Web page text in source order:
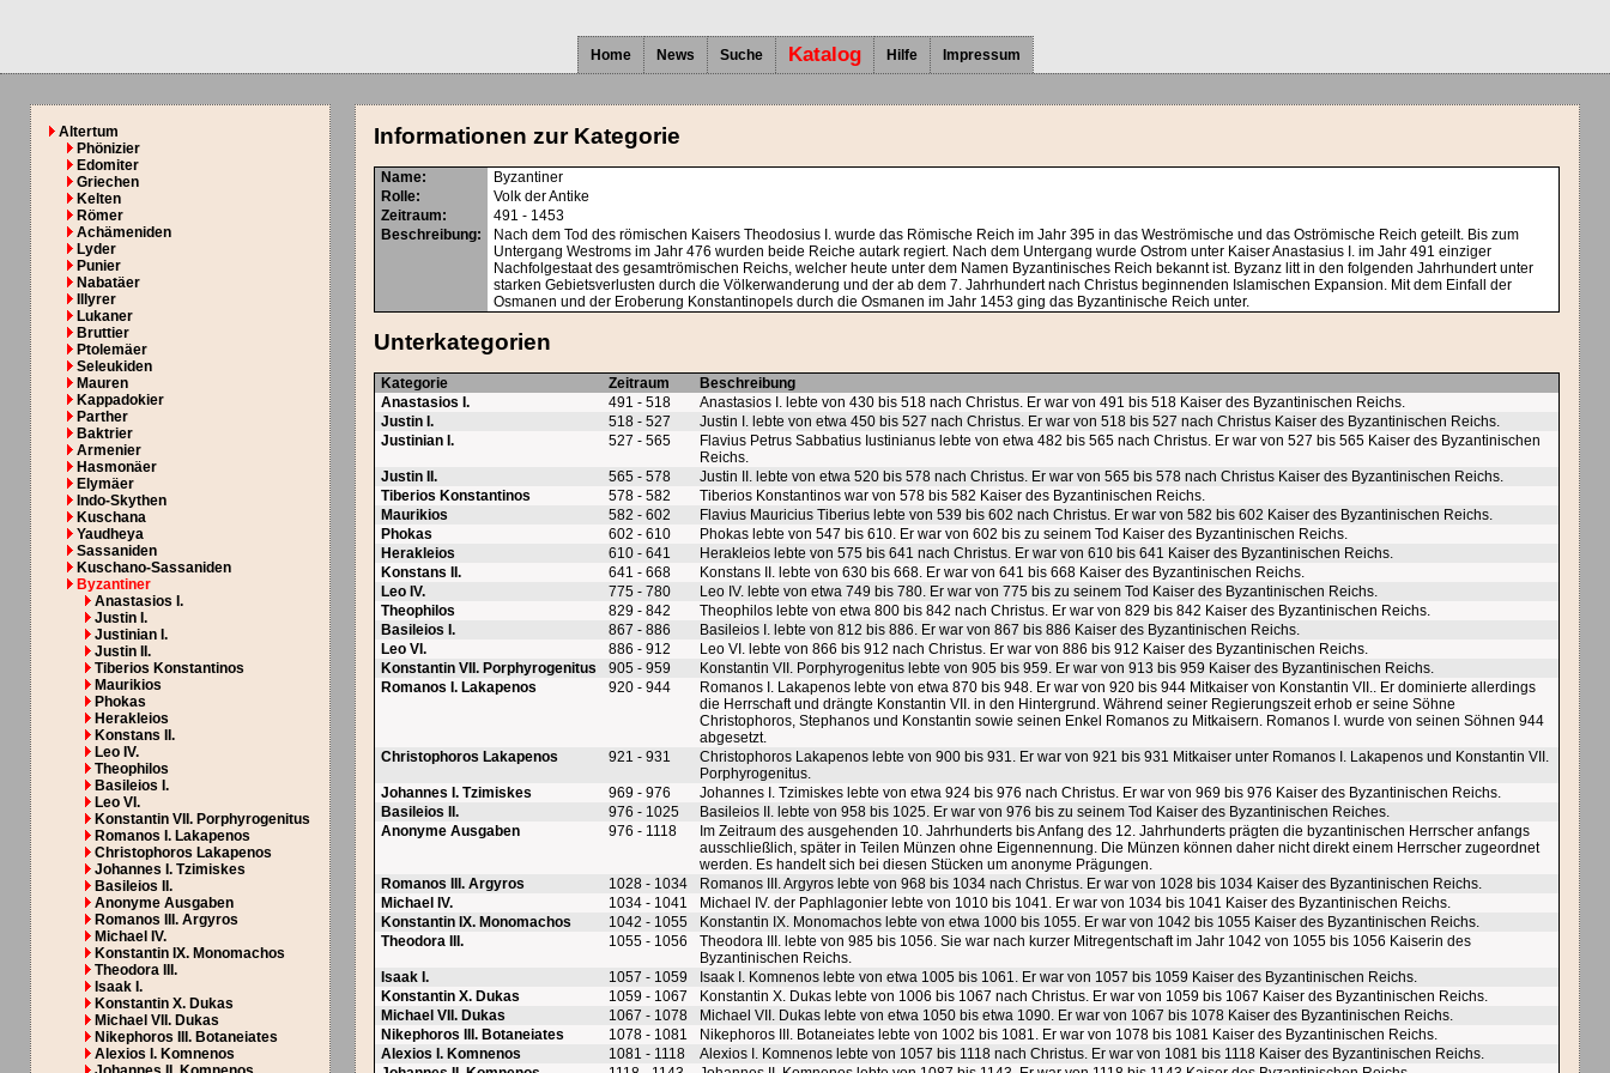
Home News Suche Katalog Hilfe Impressum
Altertum
Phönizier
Edomiter
Griechen
Kelten
Römer
Achämeniden
Lyder
Punier
Nabatäer
Illyrer
Lukaner
Bruttier
Ptolemäer
Seleukiden
Mauren
Kappadokier
Parther
Baktrier
Armenier
Hasmonäer
Elymäer
Indo-Skythen
Kuschana
Yaudheya
Sassaniden
Kuschano-Sassaniden
Byzantiner
Anastasios I.
Justin I.
Justinian I.
Justin II.
Tiberios Konstantinos
Maurikios
Phokas
Herakleios
Konstans II.
Leo IV.
Theophilos
Basileios I.
Leo VI.
Konstantin VII. Porphyrogenitus
Romanos I. Lakapenos
Christophoros Lakapenos
Johannes I. Tzimiskes
Basileios II.
Anonyme Ausgaben
Romanos III. Argyros
Michael IV.
Konstantin IX. Monomachos
Theodora III.
Isaak I.
Konstantin X. Dukas
Michael VII. Dukas
Nikephoros III. Botaneiates
Alexios I. Komnenos
Informationen zur Kategorie
Name:
Byzantiner
Rolle:
Volk der Antike
Zeitraum:
491 - 1453
Beschreibung:
Nach dem Tod des römischen Kaisers Theodosius I. wurde das Römische Reich im Jahr 395 in das Weströmische und das Oströmische Reich geteilt. Bis zum
Untergang Westroms im Jahr 476 wurden beide Reiche autark regiert. Nach dem Untergang wurde Ostrom unter Kaiser Anastasius I. im Jahr 491 einziger
Nachfolgestaat des gesamtrömischen Reichs, welcher heute unter dem Namen Byzantinisches Reich bekannt ist. Byzanz litt in den folgenden Jahrhundert unter
starken Gebietsverlusten durch die Völkerwanderung und der ab dem 7. Jahrhundert nach Christus beginnenden Islamischen Expansion. Mit dem Einfall der
Osmanen und der Eroberung Konstantinopels durch die Osmanen im Jahr 1453 ging das Byzantinische Reich unter.
Unterkategorien
Kategorie Zeitraum
Beschreibung
Anastasios I.
491 - 518
Anastasios I. lebte von 430 bis 518 nach Christus. Er war von 491 bis 518 Kaiser des Byzantinischen Reichs.
Justin I.
518 - 527
Justin I. lebte von etwa 450 bis 527 nach Christus. Er war von 518 bis 527 nach Christus Kaiser des Byzantinischen Reichs.
Justinian I.
527 - 565
Flavius Petrus Sabbatius Iustinianus lebte von etwa 482 bis 565 nach Christus. Er war von 527 bis 565 Kaiser des Byzantinischen
Reichs.
Justin II.
565 - 578
Justin II. lebte von etwa 520 bis 578 nach Christus. Er war von 565 bis 578 nach Christus Kaiser des Byzantinischen Reichs.
Tiberios Konstantinos
578 - 582
Tiberios Konstantinos war von 578 bis 582 Kaiser des Byzantinischen Reichs.
Maurikios
582 - 602
Flavius Mauricius Tiberius lebte von 539 bis 602 nach Christus. Er war von 582 bis 602 Kaiser des Byzantinischen Reichs.
Phokas
602 - 610
Phokas lebte von 547 bis 610. Er war von 602 bis zu seinem Tod Kaiser des Byzantinischen Reichs.
Herakleios
610 - 641
Herakleios lebte von 575 bis 641 nach Christus. Er war von 610 bis 641 Kaiser des Byzantinischen Reichs.
Konstans II.
641 - 668
Konstans II. lebte von 630 bis 668. Er war von 641 bis 668 Kaiser des Byzantinischen Reichs.
Leo IV.
775 - 780
Leo IV. lebte von etwa 749 bis 780. Er war von 775 bis zu seinem Tod Kaiser des Byzantinischen Reichs.
Theophilos
829 - 842
Theophilos lebte von etwa 800 bis 842 nach Christus. Er war von 829 bis 842 Kaiser des Byzantinischen Reichs.
Basileios I.
867 - 886
Basileios I. lebte von 812 bis 886. Er war von 867 bis 886 Kaiser des Byzantinischen Reichs.
Leo VI.
886 - 912
Leo VI. lebte von 866 bis 912 nach Christus. Er war von 886 bis 912 Kaiser des Byzantinischen Reichs.
Konstantin VII. Porphyrogenitus
905 - 959
Konstantin VII. Porphyrogenitus lebte von 905 bis 959. Er war von 913 bis 959 Kaiser des Byzantinischen Reichs.
Romanos I. Lakapenos
920 - 944
Romanos I. Lakapenos lebte von etwa 870 bis 948. Er war von 920 bis 944 Mitkaiser von Konstantin VII.. Er dominierte allerdings
die Herrschaft und drängte Konstantin VII. in den Hintergrund. Während seiner Regierungszeit erhob er seine Söhne
Christophoros, Stephanos und Konstantin sowie seinen Enkel Romanos zu Mitkaisern. Romanos I. wurde von seinen Söhnen 944
abgesetzt.
Christophoros Lakapenos
921 - 931
Christophoros Lakapenos lebte von 900 bis 931. Er war von 921 bis 931 Mitkaiser unter Romanos I. Lakapenos und Konstantin VII.
Porphyrogenitus.
Johannes I. Tzimiskes
969 - 976
Johannes I. Tzimiskes lebte von etwa 924 bis 976 nach Christus. Er war von 969 bis 976 Kaiser des Byzantinischen Reichs.
Basileios II.
976 - 1025
Basileios II. lebte von 958 bis 1025. Er war von 976 bis zu seinem Tod Kaiser des Byzantinischen Reiches.
Anonyme Ausgaben
976 - 1118
Im Zeitraum des ausgehenden 10. Jahrhunderts bis Anfang des 12. Jahrhunderts prägten die byzantinischen Herrscher anfangs
ausschließlich, später in Teilen Münzen ohne Eigennennung. Die Münzen können daher nicht direkt einem Herrscher zugeordnet
werden. Es handelt sich bei diesen Stücken um anonyme Prägungen.
Romanos III. Argyros
1028 - 1034
Romanos III. Argyros lebte von 968 bis 1034 nach Christus. Er war von 1028 bis 1034 Kaiser des Byzantinischen Reichs.
Michael IV.
1034 - 1041
Michael IV. der Paphlagonier lebte von 1010 bis 1041. Er war von 1034 bis 1041 Kaiser des Byzantinischen Reichs.
Konstantin IX. Monomachos
1042 - 1055
Konstantin IX. Monomachos lebte von etwa 1000 bis 1055. Er war von 1042 bis 1055 Kaiser des Byzantinischen Reichs.
Theodora III.
1055 - 1056
Theodora III. lebte von 985 bis 1056. Sie war nach kurzer Mitregentschaft im Jahr 1042 von 1055 bis 1056 Kaiserin des
Byzantinischen Reichs.
Isaak I.
1057 - 1059
Isaak I. Komnenos lebte von etwa 1005 bis 1061. Er war von 1057 bis 1059 Kaiser des Byzantinischen Reichs.
Konstantin X. Dukas
1059 - 1067
Konstantin X. Dukas lebte von 1006 bis 1067 nach Christus. Er war von 1059 bis 1067 Kaiser des Byzantinischen Reichs.
Michael VII. Dukas
1067 - 1078
Michael VII. Dukas lebte von etwa 1050 bis etwa 1090. Er war von 1067 bis 1078 Kaiser des Byzantinischen Reichs.
Nikephoros III. Botaneiates
1078 - 1081
Nikephoros III. Botaneiates lebte von 1002 bis 1081. Er war von 1078 bis 1081 Kaiser des Byzantinischen Reichs.
Alexios I. Komnenos
1081 - 1118
Alexios I. Komnenos lebte von 1057 bis 1118 nach Christus. Er war von 1081 bis 1118 Kaiser des Byzantinischen Reichs.